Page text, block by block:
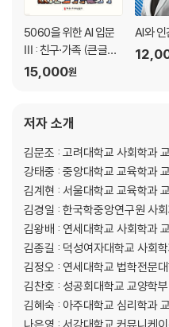
02 한국 사회의 사법 불신과 법률
03 가부장제는 한국의 ‘전통’인가
04 한국인의 인권 의식
05 한국인은 통일을 원하는가
01 요즘 부끄러움이 홀대 받는 이유
02 한국 사회는 여전히 권위주의
03 한국인에게 행복이란 무엇일까
04 한국인은 새로운 것에 개방적인
6부 한국 청소년의 생활 세계
01 행복은 성적순인가
02 사교육은 어떤 현상인가
03 청년 실업의 한국적 함의
04 자식에 대해 부모는 어디까지
05 한국인의 직업 안정성 추구는
5060을 위한 AI 입문
Ⅲ : 친구·가족 (큰글자
책)
15,000원
AI와
저자 소개
김문조 : 고려대학교 사회학과
강태중 : 중앙대학교 교육학과
김계현 : 서울대학교 교육학과
김경일 : 한국학중앙연구원 사
김왕배 : 연세대학교 사회학과
김종길 : 덕성여자대학교 사회
김정오 : 연세대학교 법학전문
김찬호 : 성공회대학교 교양학
김혜숙 : 아주대학교 심리학과